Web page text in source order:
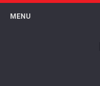
MENU